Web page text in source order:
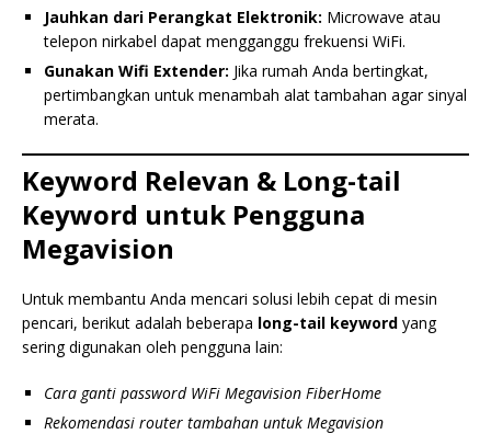
Jauhkan dari Perangkat Elektronik: Microwave atau
telepon nirkabel dapat mengganggu frekuensi WiFi.
Gunakan Wifi Extender: Jika rumah Anda bertingkat,
pertimbangkan untuk menambah alat tambahan agar sinyal
merata.
Keyword Relevan & Long-tail
Keyword untuk Pengguna
Megavision
Untuk membantu Anda mencari solusi lebih cepat di mesin
pencari, berikut adalah beberapa long-tail keyword yang
sering digunakan oleh pengguna lain:
Cara ganti password WiFi Megavision FiberHome
Rekomendasi router tambahan untuk Megavision